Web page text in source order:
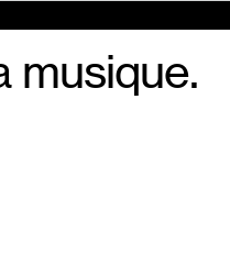
musique.
un